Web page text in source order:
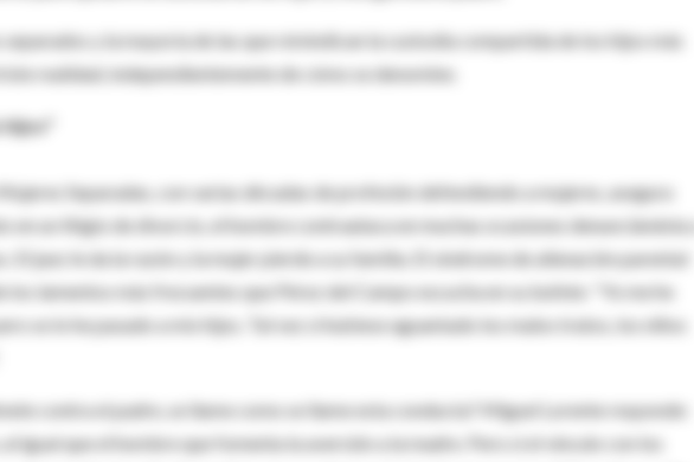
y la mayoría de las que reivindican la custodia compartida de los hijos más
realidad, independientemente de cómo se denomine.
hijos"
Separadas, con varias décadas de profesión defendiendo a mujeres, asegura
en un litigio de divorcio, el hombre contraataca en muchas ocasiones denunciándola a
El juez le da la razón y la mujer pierde a su familia. El síndrome de alienación parental
los lamentos más frecuentes que Pérez del Campo escucha en su bufete: "Yo me he
se lo he pasado a mis hijos. Tal vez si hubiese aguantado los malos tratos, los niños
contra el padre, se llame como se llame esta conducta? Miguel Lorente responde:
igual que el hombre que fomenta la aversión a la madre. Pero si el vínculo con los